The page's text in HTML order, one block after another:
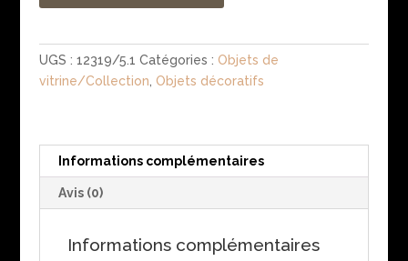
UGS : 12319/5.1 Catégories : Objets de
vitrine/Collection Objets décoratifs
Informations complémentaires
Avis (0)
Informations complémentaires